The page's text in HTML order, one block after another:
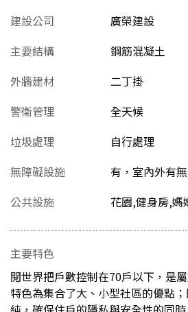
建設公司
廣榮建設
主要結構
鋼筋混凝土
外牆建材
二丁掛
警衛管理
全天候
垃圾處理
自行處理
無障礙設施
有，室內外有
公共設施
花園,健身房,媽
主要特色
閱世界把戶數控制在70戶以下，是
特色為集合了大、小型社區的優點